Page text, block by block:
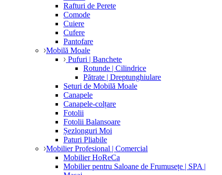
Rafturi de Perete
Comode
Cuiere
Cufere
Pantofare
Mobilă Moale
Pufuri | Banchete
Rotunde | Cilindrice
Pătrate | Dreptunghiulare
Seturi de Mobilă Moale
Canapele
Canapele-colțare
Fotolii
Fotolii Balansoare
Șezlonguri Moi
Paturi Pliabile
Mobilier Profesional | Comercial
Mobilier HoReCa
Mobilier pentru Saloane de Frumusețe | SPA |